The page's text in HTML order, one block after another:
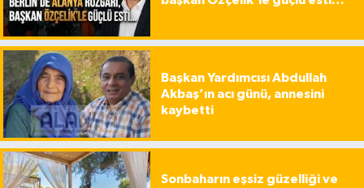
Başkan Yardımcısı Abdullah
Akbaş’ın acı günü, annesini
kaybetti
Sonbaharın eşsiz güzelliği ve